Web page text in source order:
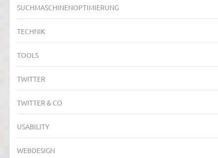
SUCHMASCHINENOPTIMIERUNG
TECHNIK
TOOLS
TWITTER
TWITTER & CO
USABILITY
WEBDESIGN